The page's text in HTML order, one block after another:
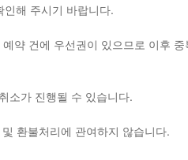
인해 주시기 바랍니다.
약 건에 우선권이 있으므로 이후
소가 진행될 수 있습니다.
환불처리에 관여하지 않습니다.